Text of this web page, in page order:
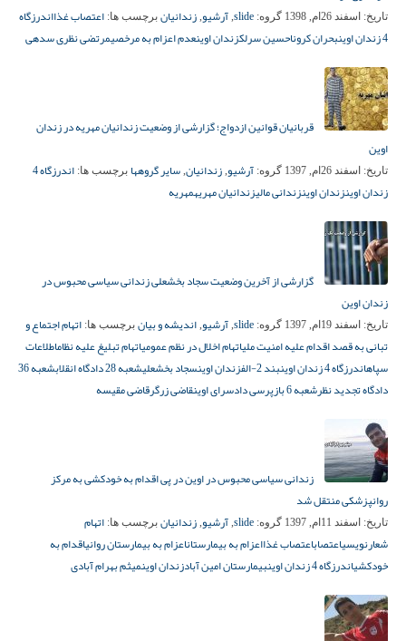
تاریخ: اسفند 26ام, 1398 گروه: slide
, آرشیو, زندانیان برچسب ها: اعتصاب غذااندرزگاه
4 زندان اوین
بحران کروناحسین سرلکزندان اوینعدم اعزام به مرخصیمرتضی نظری سدهی
قربانیان قوانین ازدواج؛ گزارشی از وضعیت زندانیان مهریه در زندان
اوین
تاریخ: اسفند 26ام, 1397 گروه: آرشیو, زندانیان, سایر گروهها برچسب ها:
اندرزگاه 4
زندان اوینزندان اوینزندانی مالیزندانیان مهریهمهریه
گزارشی از آخرین وضعیت سجاد بخشعلی زندانی سیاسی محبوس در
زندان اوین
تاریخ: اسفند 19ام, 1397 گروه: slide
, آرشیو, اندیشه و بیان برچسب ها: اتهام اجتماع و
تبانى به قصد اقدام عليه امنيت ملىاتهام اخلال در نظم عمومیاتهام تبلیغ علیه نظاماطلاعات
سپاهاندرزگاه 4 زندان اوین بند 2-الف زندان اوینسجاد بخشعلیشعبه 28 دادگاه انقلاب
شعبه 36
دادگاه تجدید نظرشعبه 6 بازپرسی دادسرای اوین قاضی زرگرقاضی مقیسه
زندانی سیاسی محبوس در اوین در پی اقدام به خودکشی به مرکز
روانپزشکی منتقل شد
تاریخ: اسفند 11ام, 1397 گروه: slide
, آرشیو, زندانیان برچسب ها: اتهام
شعارنویسیاعتصاباعتصاب غذااعزام به بیمارستاناعزام به بیمارستان روانیاقدام به
خودکشیاندرزگاه 4 زندان اوین بیمارستان امین آبادزندان اوینمیثم بهرام آبادی